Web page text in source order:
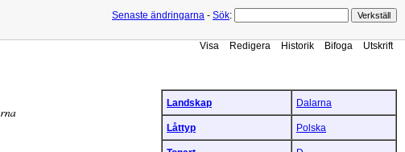
Senaste ändringarna - Sök:
Visa Redigera Historik Bifoga Utskrift
Landskap Dalarna
Låttyp Polska